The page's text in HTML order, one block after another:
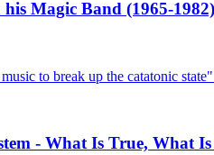
Magic Band (1965-1982)
to break up the catatonic
- What Is True, What Is